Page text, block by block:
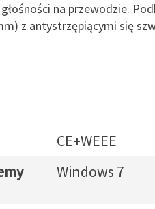
na przewodzie.
z antystrzępiącymi się
CE+WEEE
Windows 7